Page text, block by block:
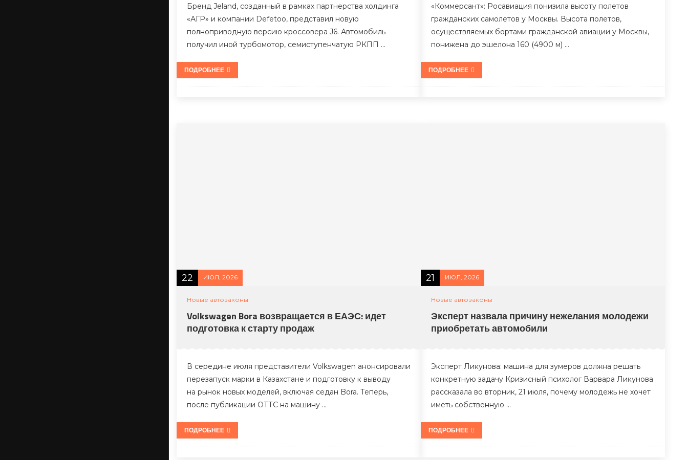
Бренд Jeland, созданный в рамках партнерства холдинга
«АГР» и компании Defetoo, представил новую
полноприводную версию кроссовера J6. Автомобиль
получил иной турбомотор, семиступенчатую РКПП …
ПОДРОБНЕЕ
«Коммерсант»: Росавиация понизила высоту полетов
гражданских самолетов у Москвы. Высота полетов,
осуществляемых бортами гражданской авиации у Москвы,
понижена до эшелона 160 (4900 м) …
ПОДРОБНЕЕ
22 ИЮЛ, 2026
Новые автозаконы
Volkswagen Bora возвращается в ЕАЭС: идет
подготовка к старту продаж
В середине июля представители Volkswagen анонсировали
перезапуск марки в Казахстане и подготовку к выводу
на рынок новых моделей, включая седан Bora. Теперь,
после публикации ОТТС на машину …
ПОДРОБНЕЕ
21 ИЮЛ, 2026
Новые автозаконы
Эксперт назвала причину нежелания молодежи
приобретать автомобили
Эксперт Ликунова: машина для зумеров должна решать
конкретную задачу Кризисный психолог Варвара Ликунова
рассказала во вторник, 21 июля, почему молодежь не хочет
иметь собственную …
ПОДРОБНЕЕ